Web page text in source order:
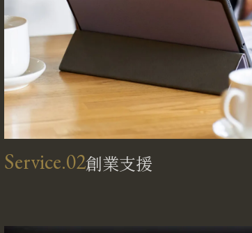
創業支援
Service.02